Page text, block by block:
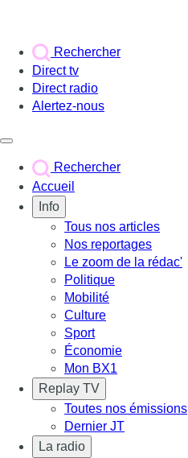
Rechercher
Direct tv
Direct radio
Alertez-nous
Rechercher
Accueil
Info
Tous nos articles
Nos reportages
Le zoom de la rédac'
Politique
Mobilité
Culture
Sport
Économie
Mon BX1
Replay TV
Toutes nos émissions
Dernier JT
La radio